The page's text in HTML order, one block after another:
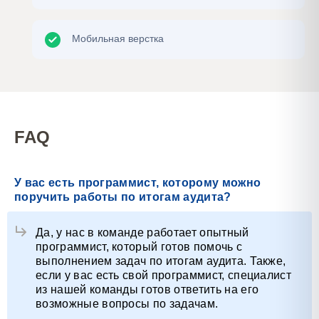
Мобильная верстка
FAQ
У вас есть программист, которому можно
поручить работы по итогам аудита?
Да, у нас в команде работает опытный
программист, который готов помочь с
выполнением задач по итогам аудита. Также,
если у вас есть свой программист, специалист
из нашей команды готов ответить на его
возможные вопросы по задачам.